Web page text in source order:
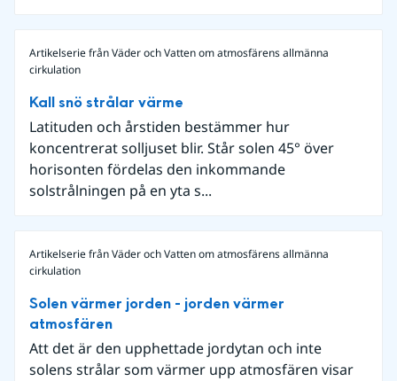
Artikelserie från Väder och Vatten om atmosfärens allmänna
cirkulation
Kall snö strålar värme
Latituden och årstiden bestämmer hur
koncentrerat solljuset blir. Står solen 45° över
horisonten fördelas den inkommande
solstrålningen på en yta s...
Artikelserie från Väder och Vatten om atmosfärens allmänna
cirkulation
Solen värmer jorden - jorden värmer
atmosfären
Att det är den upphettade jordytan och inte
solens strålar som värmer upp atmosfären visar